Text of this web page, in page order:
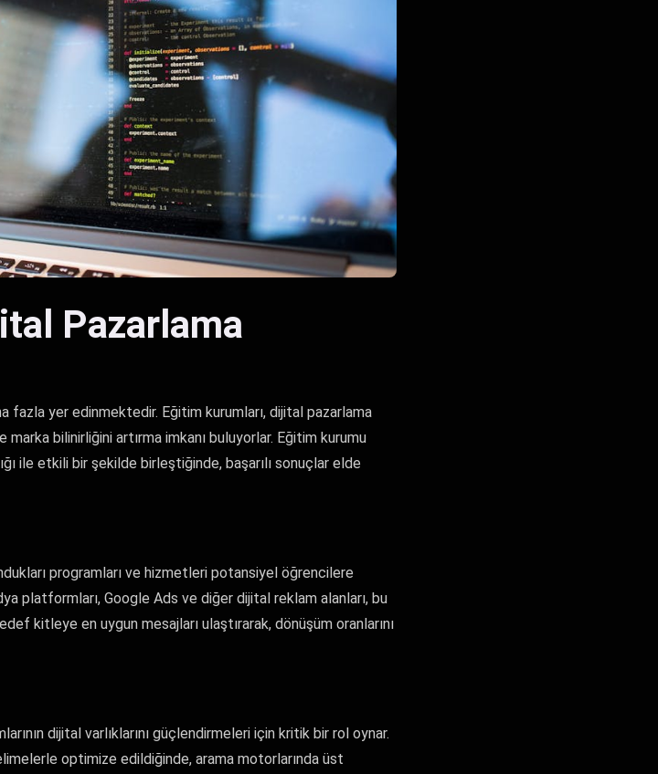
Pazarlama
fazla yer edinmektedir. Eğitim kurumları, dijital pazarlama
bilinirliğini artırma imkanı buluyorlar. Eğitim kurumu
ile etkili bir şekilde birleştiğinde, başarılı sonuçlar elde
programları ve hizmetleri potansiyel öğrencilere
platformları, Google Ads ve diğer dijital reklam alanları, bu
kitleye en uygun mesajları ulaştırarak, dönüşüm oranlarını
dijital varlıklarını güçlendirmeleri için kritik bir rol oynar.
optimize edildiğinde, arama motorlarında üst